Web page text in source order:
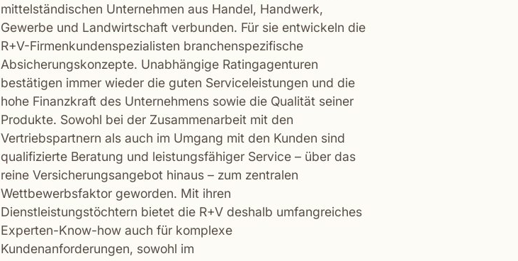
mittelständischen Unternehmen aus Handel, Handwerk,
Gewerbe und Landwirtschaft verbunden. Für sie entwickeln die
R+V-Firmenkundenspezialisten branchenspezifische
Absicherungskonzepte. Unabhängige Ratingagenturen
bestätigen immer wieder die guten Serviceleistungen und die
hohe Finanzkraft des Unternehmens sowie die Qualität seiner
Produkte. Sowohl bei der Zusammenarbeit mit den
Vertriebspartnern als auch im Umgang mit den Kunden sind
qualifizierte Beratung und leistungsfähiger Service – über das
reine Versicherungsangebot hinaus – zum zentralen
Wettbewerbsfaktor geworden. Mit ihren
Dienstleistungstöchtern bietet die R+V deshalb umfangreiches
Experten-Know-how auch für komplexe
Kundenanforderungen, sowohl im